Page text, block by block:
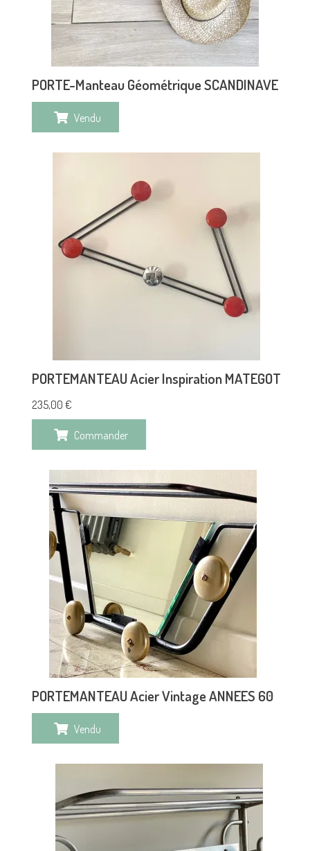
PORTE-Manteau Géométrique SCANDINAVE
Vendu
PORTEMANTEAU Acier Inspiration MATEGOT
235,00 €
Commander
PORTEMANTEAU Acier Vintage ANNEES 60
Vendu